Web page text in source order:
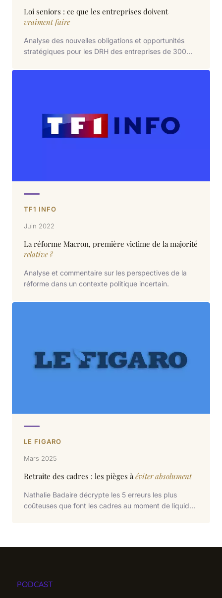
Loi seniors : ce que les entreprises doivent
vraiment faire
Analyse des nouvelles obligations et opportunités
stratégiques pour les DRH des entreprises de 300
TF1 INFO
Juin 2022
La réforme Macron, première victime de la majorité
relative ?
Analyse et commentaire sur les perspectives de la
réforme dans un contexte politique incertain.
LE FIGARO
Mars 2025
Retraite des cadres : les pièges àéviter absolument
Nathalie Badaire décrypte les 5 erreurs les plus
coûteuses que font les cadres au moment de liquider
PODCAST